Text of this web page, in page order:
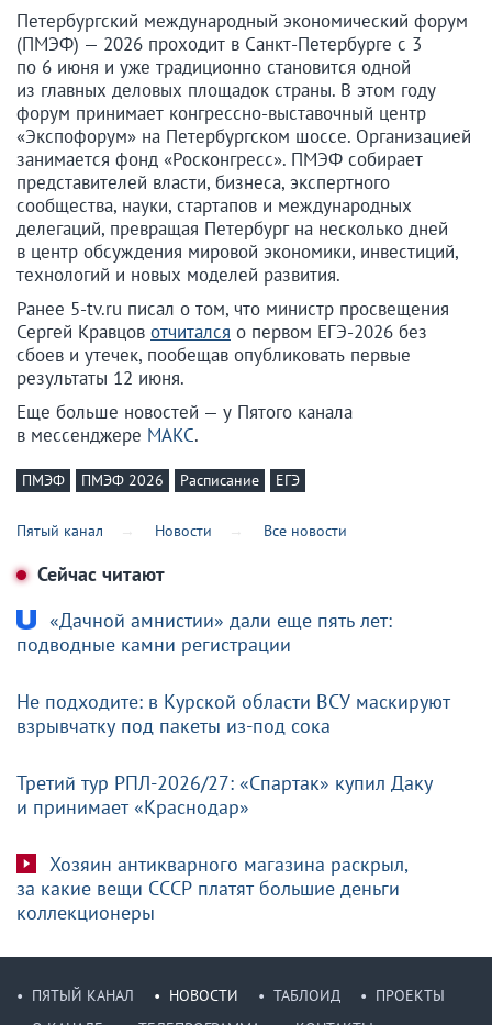
Петербургский международный экономический форум
(ПМЭФ) — 2026 проходит в Санкт-Петербурге с 3
по 6 июня и уже традиционно становится одной
из главных деловых площадок страны. В этом году
форум принимает конгрессно-выставочный центр
«Экспофорум» на Петербургском шоссе. Организацией
занимается фонд «Росконгресс». ПМЭФ собирает
представителей власти, бизнеса, экспертного
сообщества, науки, стартапов и международных
делегаций, превращая Петербург на несколько дней
в центр обсуждения мировой экономики, инвестиций,
технологий и новых моделей развития.
Ранее 5-tv.ru писал о том, что министр просвещения
Сергей Кравцов отчитался о первом ЕГЭ-2026 без
сбоев и утечек, пообещав опубликовать первые
результаты 12 июня.
Еще больше новостей — у Пятого канала
в мессенджере МАКС.
ПМЭФ ПМЭФ 2026 Расписание ЕГЭ
Пятый канал Новости Все новости
Сейчас читают
«Дачной амнистии» дали еще пять лет:
подводные камни регистрации
Не подходите: в Курской области ВСУ маскируют
взрывчатку под пакеты из-под сока
Третий тур РПЛ-2026/27: «Спартак» купил Даку
и принимает «Краснодар»
Хозяин антикварного магазина раскрыл,
за какие вещи СССР платят большие деньги
коллекционеры
ПЯТЫЙ КАНАЛ НОВОСТИ ТАБЛОИД
ПРОЕКТЫ